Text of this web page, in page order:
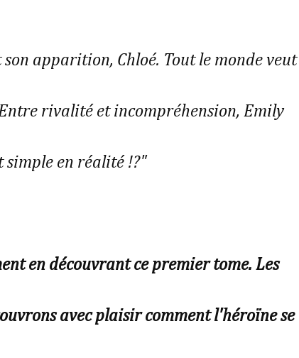
apparition, Chloé. Tout le monde veut
rivalité et incompréhension, Emily
simple en réalité !?"
en découvrant ce premier tome. Les
avec plaisir comment l'héroïne se